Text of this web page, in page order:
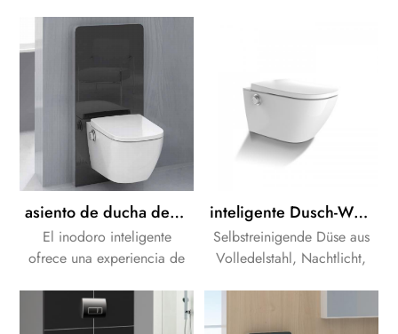
asiento de ducha de lavado inteligente que ahorra papel higiénico inteligente
El inodoro inteligente
ofrece una experiencia de
utilizando un chorro de
agua higiénica.
inteligente Dusch-WC bidé Toilettensitz Elektronischer bidé inteligente Toilettensitz
Selbstreinigende Düse aus
Volledelstahl, Nachtlicht,